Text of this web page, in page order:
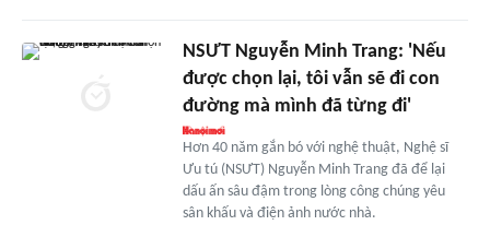
NSƯT Nguyễn Minh Trang: 'Nếu
được chọn lại, tôi vẫn sẽ đi con
đường mà mình đã từng đi'
Hơn 40 năm gắn bó với nghệ thuật, Nghệ sĩ
Ưu tú (NSƯT) Nguyễn Minh Trang đã để lại
dấu ấn sâu đậm trong lòng công chúng yêu
sân khấu và điện ảnh nước nhà.